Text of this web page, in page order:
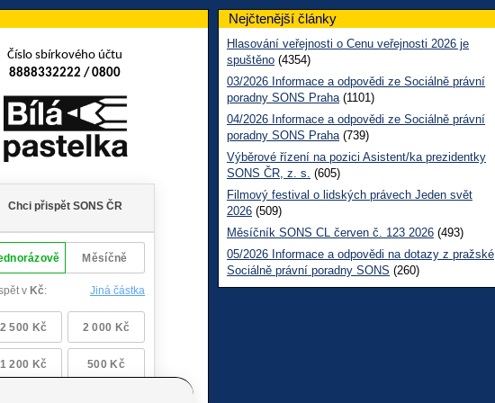
Číslo sbírkového účtu
8888332222 / 0800
Nejčtenější články
Hlasování veřejnosti o Cenu veřejnosti 2026 je
spuštěno (4354)
03/2026 Informace a odpovědi ze Sociálně právní
poradny SONS Praha (1101)
04/2026 Informace a odpovědi ze Sociálně právní
poradny SONS Praha (739)
Výběrové řízení na pozici Asistent/ka prezidentky
SONS ČR, z. s. (605)
Filmový festival o lidských právech Jeden svět
2026 (509)
Měsíčník SONS CL červen č. 123 2026 (493)
05/2026 Informace a odpovědi na dotazy z pražské
Sociálně právní poradny SONS (260)